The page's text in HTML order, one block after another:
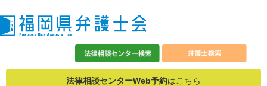
法律相談センターWeb予約はこちら